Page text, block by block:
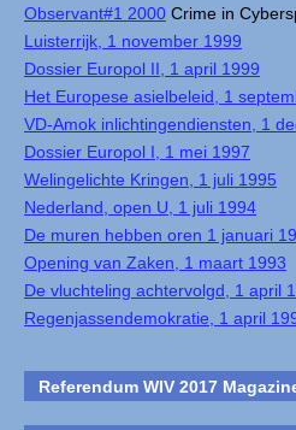
Observant#1 2000 Crime in
Luisterrijk, 1 november 1999
Dossier Europol II, 1 april 1999
Het Europese asielbeleid, 1
VD-Amok inlichtingendiensten, 1
Dossier Europol I, 1 mei 1997
Welingelichte Kringen, 1 juli 1995
Nederland, open U, 1 juli 1994
De muren hebben oren 1 januari
Opening van Zaken, 1 maart 1993
De vluchteling achtervolgd, 1 april
Regenjassendemokratie, 1 april
Referendum WIV 2017